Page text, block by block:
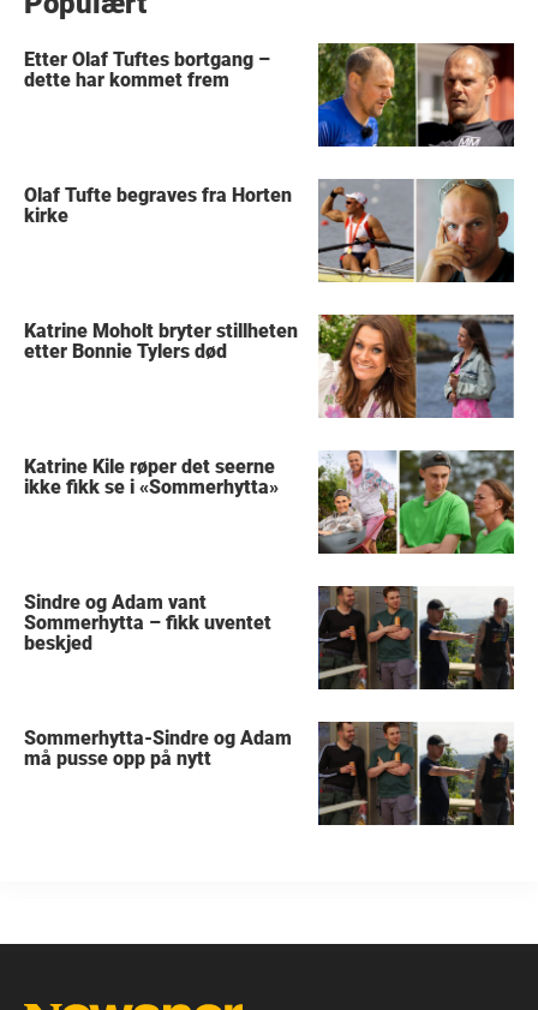
Etter Olaf Tuftes bortgang –
dette har kommet frem
Olaf Tufte begraves fra Horten
kirke
Katrine Moholt bryter stillheten
etter Bonnie Tylers død
Katrine Kile røper det seerne
ikke fikk se i «Sommerhytta»
Sindre og Adam vant
Sommerhytta – fikk uventet
beskjed
Sommerhytta-Sindre og Adam
må pusse opp på nytt